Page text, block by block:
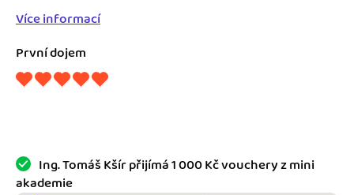
Katalog doplňků
Blog
mini akademie
Více informací
První dojem
Ing. Tomáš Kšír přijímá 1 000 Kč vouchery z mini
akademie